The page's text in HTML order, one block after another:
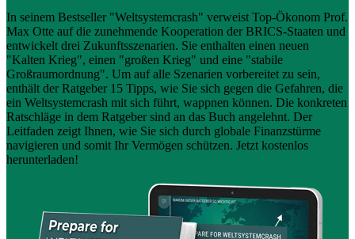
In seinem Bestseller "Weltsystemcrash" verweist Top-Ökonom Prof.
Max Otte auf die zunehmende Kooperation der BRICS-Staaten und
entwickelt drei Zukunftsszenarien. Sie enthalten einen neuen
"Kalten Krieg", einen "großen Krieg" und eine "stabile
Großraumordnung". Um auf alle Szenarien vorbereitet zu sein,
enthält der Ratgeber 15 Tipps, wie Sie sich gegen die Gefahren, die
ein Weltsystemcrash mit sich führt, wappnen können. Die konkreten
Ratschläge in dem Ratgeber sind an das Buch angelehnt. Der
Leitfaden zeigt Ihnen, wie Sie sich durch globale Finanzstürme
navigieren und somit Ihr Vermögen schützen. Jetzt kostenlos
herunterladen!